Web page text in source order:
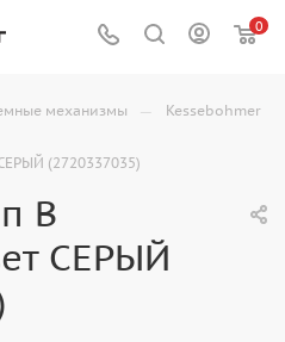
0
механизмы — Kessebohmer
(2720337035)
B
СЕРЫЙ